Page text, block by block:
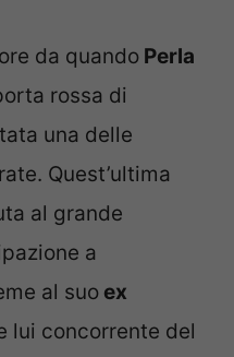
da quando Perla
rossa di
una delle
Quest’ultima
al grande
a
al suo ex
lui concorrente del